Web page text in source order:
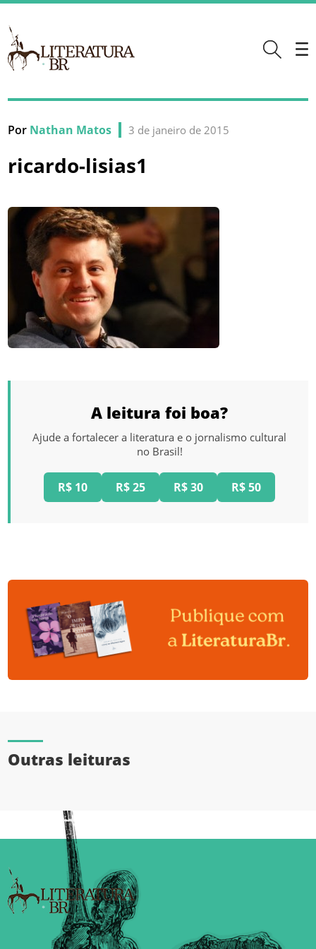
Por Nathan Matos 3 de janeiro de 2015
ricardo-lisias1
A leitura foi boa?
Ajude a fortalecer a literatura e o jornalismo cultural
no Brasil!
R$ 10 R$ 25 R$ 30 R$ 50
Outras leituras